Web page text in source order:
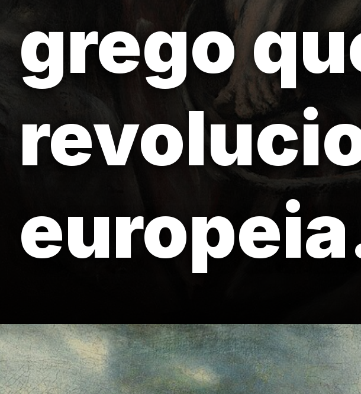
grego